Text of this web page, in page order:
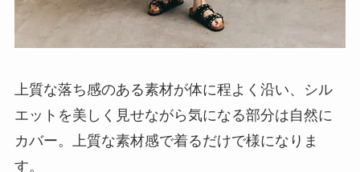
上質な落ち感のある素材が体に程よく沿い、シル
エットを美しく見せながら気になる部分は自然に
カバー。上質な素材感で着るだけで様になりま
す。